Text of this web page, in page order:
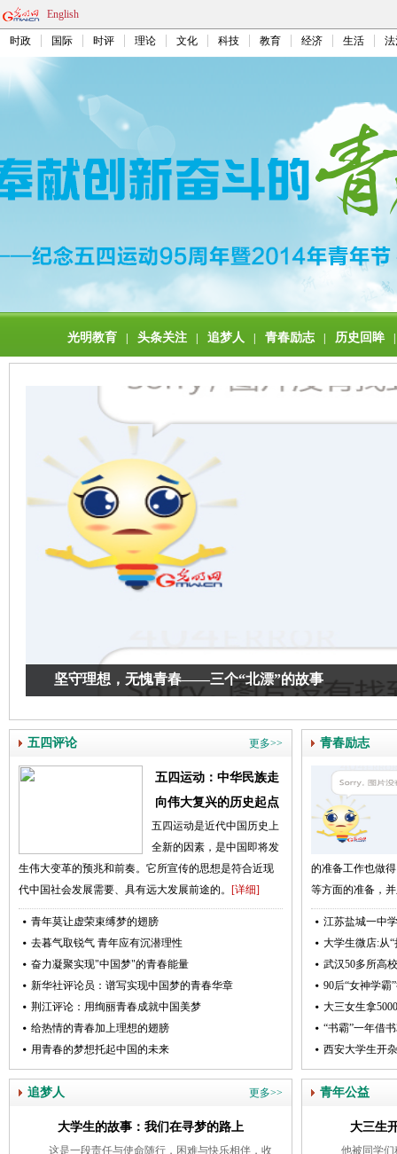
English
时政 国际 时评 理论 文化 科技 教育 经济 生活
光明教育 头条关注 追梦人 青春励志 历史回眸
坚守理想，无愧青春——三个“北漂”的故事
五四评论 更多>>
五四运动：中华民族走
向伟大复兴的历史起点
五四运动是近代中国历史上
全新的因素，是中国即将发
生伟大变革的预兆和前奏。它所宣传的思想是符合近现
代中国社会发展需要、具有远大发展前途的。 [详细]
青年莫让虚荣束缚梦的翅膀
去暮气取锐气 青年应有沉潜理性
奋力凝聚实现"中国梦"的青春能量
新华社评论员：谱写实现中国梦的青春华章
荆江评论：用绚丽青春成就中国美梦
给热情的青春加上理想的翅膀
用青春的梦想托起中国的未来
青春励志
的准备工作也做
等方面的准备，
江苏盐城一中
大学生微店:从
武汉50多所高
90后“女神学霸
大三女生拿
“书霸”一年借
西安大学生开
追梦人 更多>>
大学生的故事：我们在寻梦的路上
这是一段责任与使命随行，困难与快乐相伴，收
青年公益
大三生
他被同学们